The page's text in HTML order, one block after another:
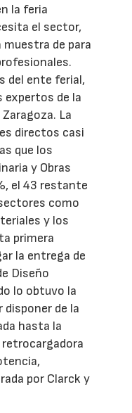
la feria
el sector,
muestra de para
del ente ferial,
expertos de la
La
directos casi
que los
y Obras
el 43 restante
como
y los
primera
la entrega de
Diseño
lo obtuvo la
disponer de la
hasta la
retrocargadora
por Clarck y